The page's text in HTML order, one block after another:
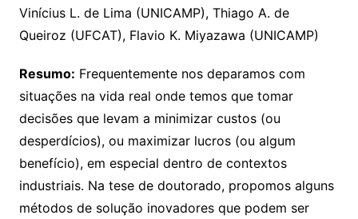
Vinícius L. de Lima (UNICAMP), Thiago A. de
Queiroz (UFCAT), Flavio K. Miyazawa (UNICAMP)
Resumo: Frequentemente nos deparamos com
situações na vida real onde temos que tomar
decisões que levam a minimizar custos (ou
desperdícios), ou maximizar lucros (ou algum
benefício), em especial dentro de contextos
industriais. Na tese de doutorado, propomos alguns
métodos de solução inovadores que podem ser